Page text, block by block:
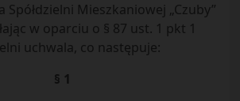
Spółdzielni Mieszkaniowej „Czuby”
w oparciu o § 87 ust. 1 pkt 1
uchwala, co następuje:
§ 1